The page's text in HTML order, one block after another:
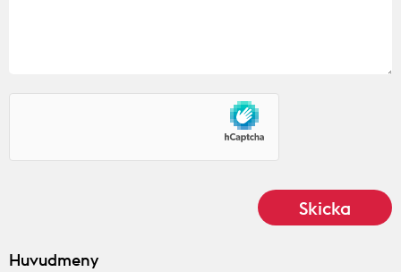
Huvudmeny